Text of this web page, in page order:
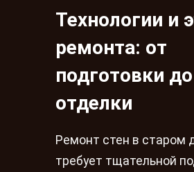
Технологии и
ремонта: от
подготовки до
отделки
Ремонт стен в старом
требует тщательной